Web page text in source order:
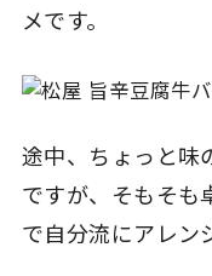
メです。
途中、ちょっと味
ですが、そもそも
で自分流にアレン